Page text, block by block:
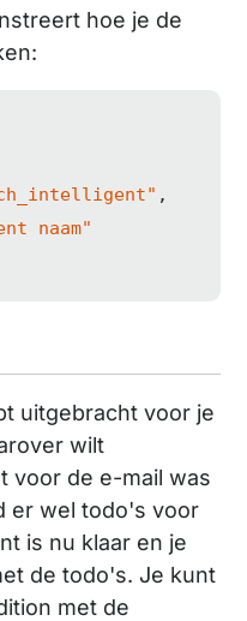
hoe je de
,
naam"
uitgebracht voor je
wilt
voor de e-mail was
er wel todo's voor
is nu klaar en je
de todo's. Je kunt
met de